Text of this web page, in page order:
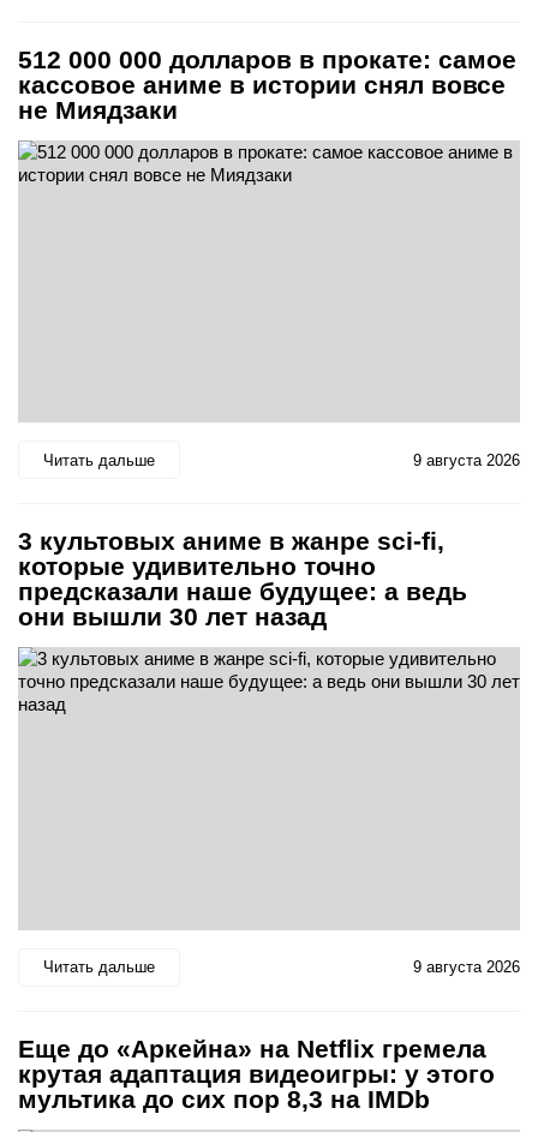
512 000 000 долларов в прокате: самое
кассовое аниме в истории снял вовсе
не Миядзаки
Читать дальше 9 августа 2026
3 культовых аниме в жанре sci-fi,
которые удивительно точно
предсказали наше будущее: а ведь
они вышли 30 лет назад
Читать дальше 9 августа 2026
Еще до «Аркейна» на Netflix гремела
крутая адаптация видеоигры: у этого
мультика до сих пор 8,3 на IMDb